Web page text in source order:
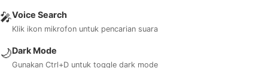
🎤Voice Search
Klik ikon mikrofon untuk pencarian suara
🌙Dark Mode
Gunakan Ctrl+D untuk toggle dark mode